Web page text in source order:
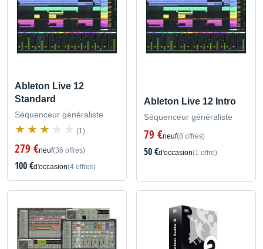
Ableton Live 12
Standard
Séquenceur généraliste
(1)
279 €neuf(36 offres)
100 €d'occasion(4 offres)
Ableton Live 12 Intro
Séquenceur généraliste
79 €neuf(8 offres)
50 €d'occasion(1 offre)